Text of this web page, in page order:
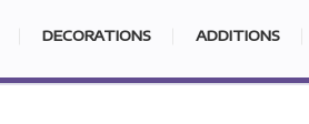
DECORATIONS ADDITIONS